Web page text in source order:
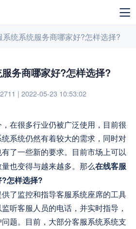
系统系统服务商哪家好?怎样选择?
务商哪家好?怎样选择?
| 2022-05-23 10:53:02
很多行业仍被广泛使用，目前很
系统仍然有着较大的需求，同时对
有了一些新的要求。目前市场上可以
也变得与越来越多。那么在线客服
怎样选择?
监控和指导客服系统座席的工具
听客服人员的电话，并实时指导，
题。目前，大部分客服系统系统支